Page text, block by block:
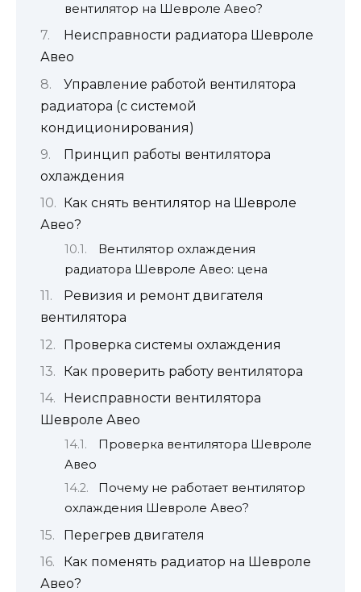
вентилятор на Шевроле Авео?
Неисправности радиатора Шевроле
Авео
Управление работой вентилятора
радиатора (с системой
кондиционирования)
Принцип работы вентилятора
охлаждения
Как снять вентилятор на Шевроле
Авео?
Вентилятор охлаждения
радиатора Шевроле Авео: цена
Ревизия и ремонт двигателя
вентилятора
Проверка системы охлаждения
Как проверить работу вентилятора
Неисправности вентилятора
Шевроле Авео
Проверка вентилятора Шевроле
Авео
Почему не работает вентилятор
охлаждения Шевроле Авео?
Перегрев двигателя
Как поменять радиатор на Шевроле
Авео?